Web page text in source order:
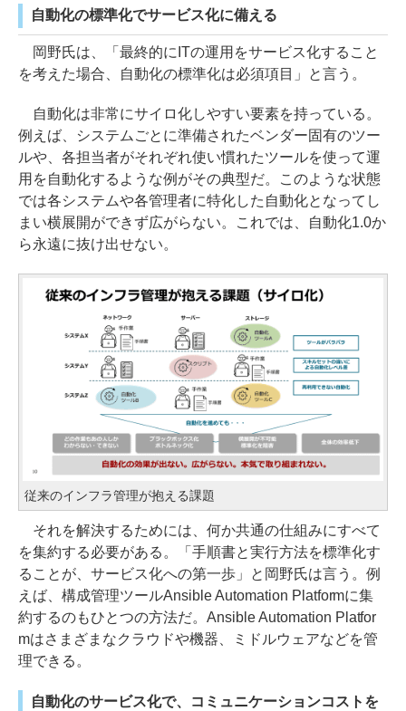
自動化の標準化でサービス化に備える
岡野氏は、「最終的にITの運用をサービス化すること
を考えた場合、自動化の標準化は必須項目」と言う。
自動化は非常にサイロ化しやすい要素を持っている。
例えば、システムごとに準備されたベンダー固有のツー
ルや、各担当者がそれぞれ使い慣れたツールを使って運
用を自動化するような例がその典型だ。このような状態
では各システムや各管理者に特化した自動化となってし
まい横展開ができず広がらない。これでは、自動化1.0か
ら永遠に抜け出せない。
従来のインフラ管理が抱える課題
それを解決するためには、何か共通の仕組みにすべて
を集約する必要がある。「手順書と実行方法を標準化す
ることが、サービス化への第一歩」と岡野氏は言う。例
えば、構成管理ツールAnsible Automation Platformに集
約するのもひとつの方法だ。Ansible Automation Platfor
mはさまざまなクラウドや機器、ミドルウェアなどを管
理できる。
自動化のサービス化で、コミュニケーションコストを